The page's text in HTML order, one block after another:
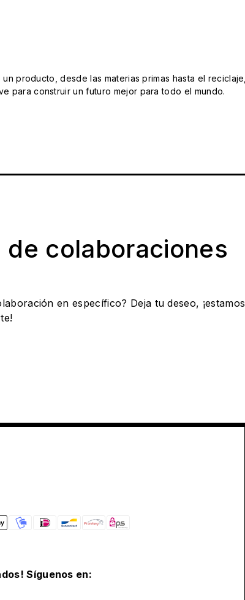
producto, desde las materias primas hasta el
para construir un futuro mejor para todo el mundo.
de colaboraciones
en específico? Deja tu deseo, ¡estamos
Síguenos en: